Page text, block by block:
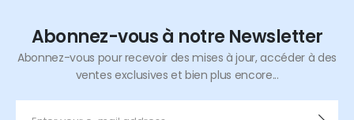
Abonnez-vous à notre Newsletter
Abonnez-vous pour recevoir des mises à jour, accéder à des
ventes exclusives et bien plus encore...